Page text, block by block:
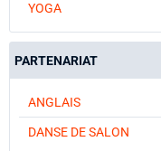
YOGA
PARTENARIAT
ANGLAIS
DANSE DE SALON